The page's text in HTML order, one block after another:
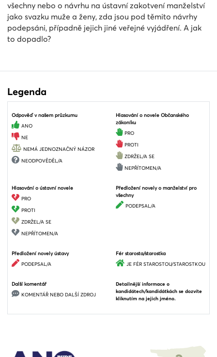
všechny nebo o návrhu na ústavní zakotvení manželství
jako svazku muže a ženy, zda jsou pod těmito návrhy
podepsáni, případně jejich jiné veřejné vyjádření. A jak
to dopadlo?
Legenda
Odpověď v našem průzkumu
ANO
NE
NEMÁ JEDNOZNAČNÝ NÁZOR
NEODPOVĚDĚL/A
Hlasování o novele Občanského
zákoníku
PRO
PROTI
ZDRŽEL/A SE
NEPŘÍTOMEN/A
Hlasování o ústavní novele
PRO
PROTI
ZDRŽEL/A SE
NEPŘÍTOMEN/A
Předložení novely o manželství pro
všechny
PODEPSAL/A
Předložení novely ústavy
PODEPSAL/A
Fér starosta/starostka
JE FÉR STAROSTOU/STAROSTKOU
Další komentář
KOMENTÁŘ NEBO DALŠÍ ZDROJ
Detailnější informace o
kandidátech/kandidátkách se dozvíte
kliknutím na jejich jméno.